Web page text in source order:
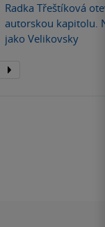
Radka Třeštíková
autorskou kapitolu.
jako Velikovsky